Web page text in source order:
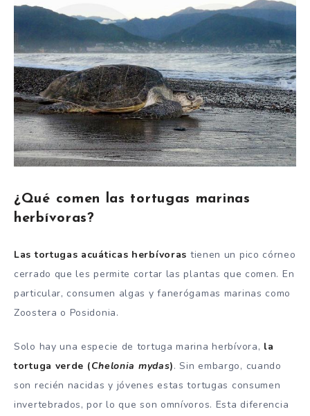
¿Qué comen las tortugas marinas
herbívoras?
Las tortugas acuáticas herbívoras tienen un pico córneo
cerrado que les permite cortar las plantas que comen. En
particular, consumen algas y fanerógamas marinas como
Zoostera o Posidonia.
Solo hay una especie de tortuga marina herbívora, la
tortuga verde (Chelonia mydas). Sin embargo, cuando
son recién nacidas y jóvenes estas tortugas consumen
invertebrados, por lo que son omnívoros. Esta diferencia